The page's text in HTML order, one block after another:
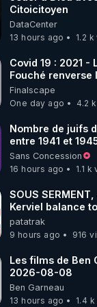
RGNR
SUR
sont
PRÉSENTIEL
Citoicitoyen
DataCenter
13 hours ago
1.2
Covid 19 : 2021 -
Fouché renverse
de CNews !
Finalscape
One day ago
4.2
Nombre de juifs
entre 1941 et
à mes
Sans Concession
16 hours ago
1.1 k
SOUS
Kerviel balance
l'Assemblée !
patatrak
9 hours ago
916
Les films de Ben
2026-08-08
Ben Garneau
13 hours ago
1.4